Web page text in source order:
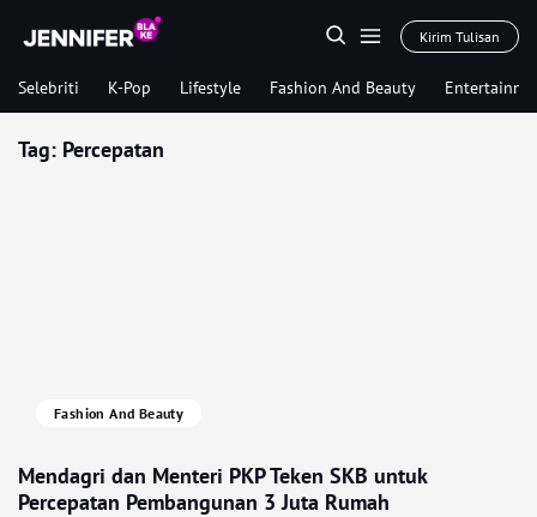
Kirim Tulisan
Selebriti K-Pop Lifestyle Fashion And Beauty
Tag: Percepatan
Fashion And Beauty
Mendagri dan Menteri PKP Teken SKB untuk
Percepatan Pembangunan 3 Juta Rumah